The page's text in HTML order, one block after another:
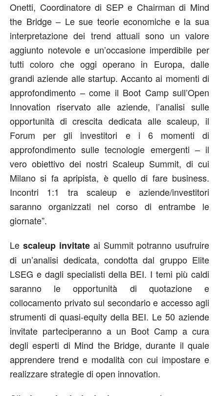
Onetti, Coordinatore di SEP e Chairman di Mind
the Bridge – Le sue teorie economiche e la sua
interpretazione dei trend attuali sono un valore
aggiunto notevole e un’occasione imperdibile per
tutti coloro che oggi operano in Europa, dalle
grandi aziende alle startup. Accanto ai momenti di
approfondimento – come il Boot Camp sull’Open
Innovation riservato alle aziende, l’analisi sulle
opportunità di crescita dedicata alle scaleup, il
Forum per gli investitori e i 6 momenti di
approfondimento sulle tecnologie emergenti – il
vero obiettivo dei nostri Scaleup Summit, di cui
Milano si fa apripista, è quello di fare business.
Incontri 1:1 tra scaleup e aziende/investitori
saranno organizzati nel corso di entrambe le
giornate”.
Le scaleup invitate ai Summit potranno usufruire
di un’analisi dedicata, condotta dal gruppo Elite
LSEG e dagli specialisti della BEI. I temi più caldi
saranno le opportunità di quotazione e
collocamento privato sul secondario e accesso agli
strumenti di quasi-equity della BEI. Le 50 aziende
invitate parteciperanno a un Boot Camp a cura
degli esperti di Mind the Bridge, durante il quale
apprendere trend e modalità con cui impostare e
realizzare strategie di open innovation.